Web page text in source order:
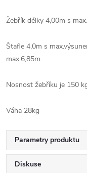
Žebřík délky 4,00m s
Štafle 4,0m s
max.6,85m.
Nosnost žebříku je 150
Váha 28kg
Parametry produktu
Diskuse